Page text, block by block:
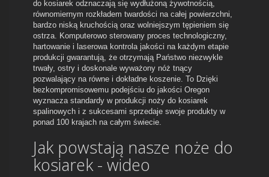
do kosiarek odznaczają się wydłużoną żywotnością,
równomiernym rozkładem twardości na całej powierzchni,
bardzo niską kruchością oraz wolniejszym tępieniem się
ostrza. Komputerowo sterowany proces technologiczny,
hartowanie i laserowa kontrola jakości na każdym etapie
produkcji gwarantują, że otrzymają Państwo niezwykle
trwały, ostry i doskonale wyważony nóż tnący
pozwalający na równe i dokładne koszenie. To Dzięki
bezkompromisowemu podejściu do jakości Oregon
wyznacza standardy w produkcji noży do kosiarek
spalinowych i z sukcesami sprzedaje swoje produkty w
ponad 100 krajach na całym świecie.
Jak powstają nasze noże do
kosiarek - wideo